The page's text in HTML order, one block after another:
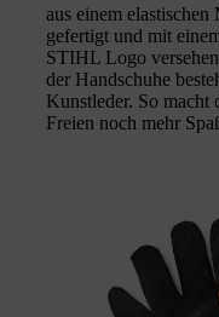
aus einem elastischen
gefertigt und mit
STIHL Logo
der Handschuhe
Kunstleder. So macht
Freien noch mehr